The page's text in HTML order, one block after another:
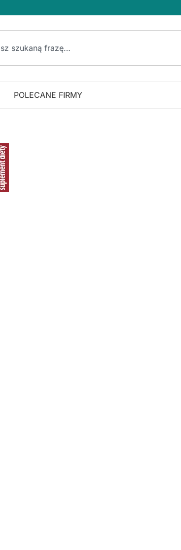
POLECANE FIRMY